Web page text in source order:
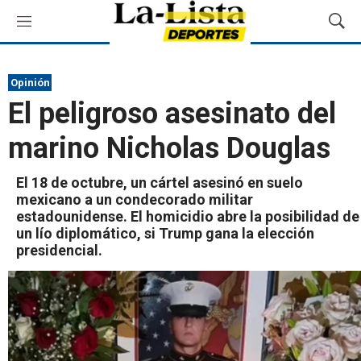
M
e
ú
M
o
u
Opinión
El peligroso asesinato del
marino Nicholas Douglas
El 18 de octubre, un cártel asesinó en suelo
mexicano a un condecorado militar
estadounidense. El homicidio abre la posibilidad de
un lío diplomático, si Trump gana la elección
presidencial.